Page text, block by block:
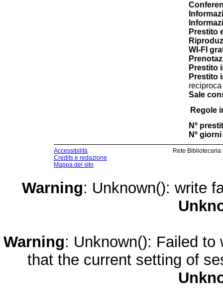
Prestito
WI-FI
Prestito
Prestito
reciproca
Sale
Regole
Nº
Nº
Accessibilità
Credits e redazione
Mappa del sito
Rete
Warning: Unknown(): write
Warning: Unknown(): Failed
that the current setting of